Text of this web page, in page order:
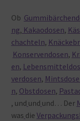
Ob
ng, Kakaodosen,
chachteln,
Konservendosen,
en,
verdosen,
n, Obstdosen,
, und und und… Der
was die